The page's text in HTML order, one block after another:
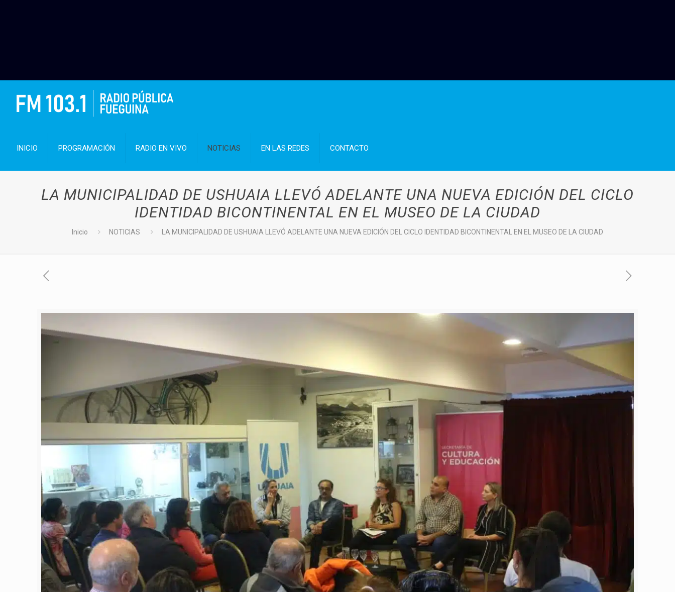
INICIO PROGRAMACIÓN RADIO EN VIVO NOTICIAS EN LAS REDES CONTACTO
LA MUNICIPALIDAD DE USHUAIA LLEVÓ ADELANTE UNA NUEVA EDICIÓN DEL CICLO
IDENTIDAD BICONTINENTAL EN EL MUSEO DE LA CIUDAD
Inicio NOTICIAS LA MUNICIPALIDAD DE USHUAIA LLEVÓ ADELANTE UNA NUEVA EDICIÓN DEL CICLO IDENTIDAD BICONTINENTAL EN EL MUSEO DE LA CIUDAD